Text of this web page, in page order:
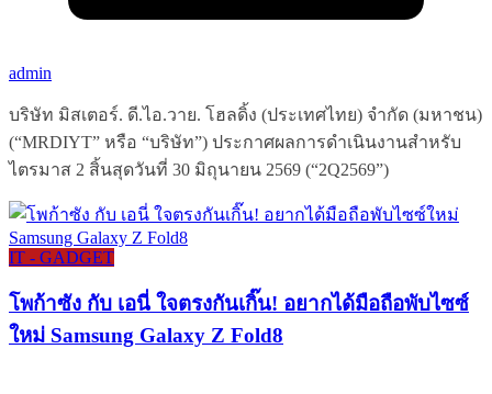
admin
บริษัท มิสเตอร์. ดี.ไอ.วาย. โฮลดิ้ง (ประเทศไทย) จำกัด (มหาชน)
(“MRDIYT” หรือ “บริษัท”) ประกาศผลการดำเนินงานสำหรับ
ไตรมาส 2 สิ้นสุดวันที่ 30 มิถุนายน 2569 (“2Q2569”)
IT - GADGET
โพก้าซัง กับ เอนี่ ใจตรงกันเกิ๊น! อยากได้มือถือพับไซซ์
ใหม่ Samsung Galaxy Z Fold8